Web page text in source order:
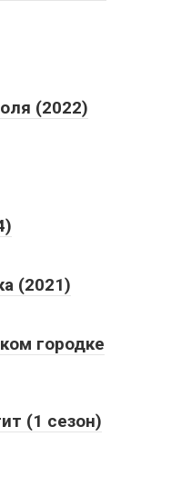
(2022)
(2021)
городке
(1 сезон)